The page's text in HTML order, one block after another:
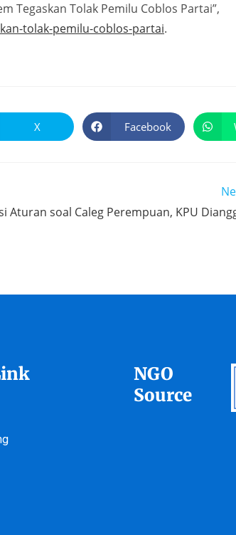
Tegaskan Tolak Pemilu Coblos Partai”,
tolak-pemilu-coblos-partai.
X Facebook
Aturan soal Caleg Perempuan, KPU
NGO
Source